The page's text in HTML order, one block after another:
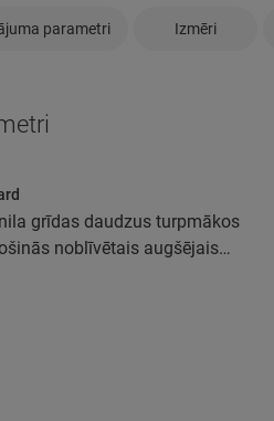
parametri Izmēri
grīdas daudzus turpmākos
noblīvētais augšējais
Stain and Scratch Guard.
izcilu aizsardzību pret